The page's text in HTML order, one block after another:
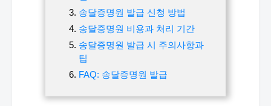
송달증명원 발급 신청 방법
송달증명원 비용과 처리 기간
송달증명원 발급 시 주의사항과
팁
FAQ: 송달증명원 발급